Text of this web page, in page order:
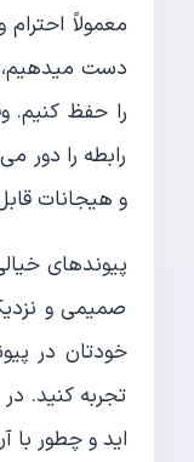
معمولاً
دست میدهیم،
را حفظ کنیم.
رابطه را دور
و هیجانات
پیوندهای
صمیمی و
خودتان در
تجربه کنید.
اید و چطور با